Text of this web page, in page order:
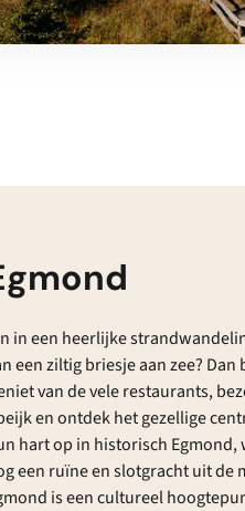
in een heerlijke
een ziltig briesje aan zee?
van de vele restaurants,
en ontdek het gezellige
hart op in historisch Egmond,
een ruïne en slotgracht uit de
is een cultureel